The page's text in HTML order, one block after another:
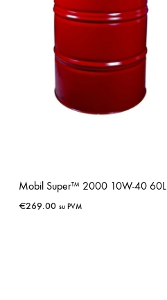
Mobil Super™ 2000 10W-40 60L
€269.00 su PVM